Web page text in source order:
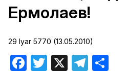
Ермолаев!
29 Iyar 5770 (13.05.2010)
Facebook
Twitter Telegram